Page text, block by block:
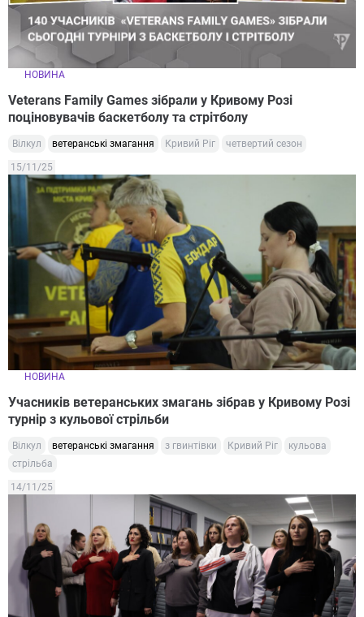
НОВИНА
Veterans Family Games зібрали у Кривому Розі
поціновувачів баскетболу та стрітболу
Вілкул ветеранські змагання Кривий Ріг четвертий сезон
15/11/25
НОВИНА
Учасників ветеранських змагань зібрав у Кривому Розі
турнір з кульової стрільби
Вілкул ветеранські змагання з гвинтівки Кривий Ріг
кульова
стрільба
14/11/25